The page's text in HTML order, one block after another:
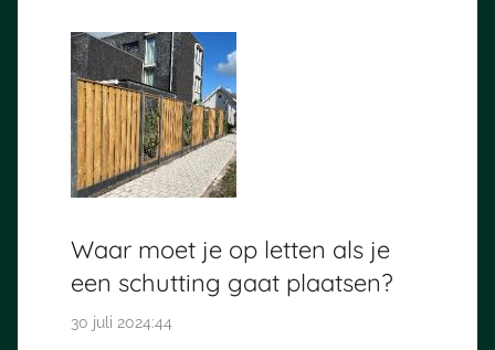
Waar moet je op letten als je
een schutting gaat plaatsen?
30 juli 2024:44